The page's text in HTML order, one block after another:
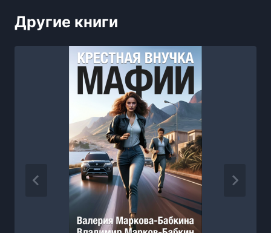
Другие книги